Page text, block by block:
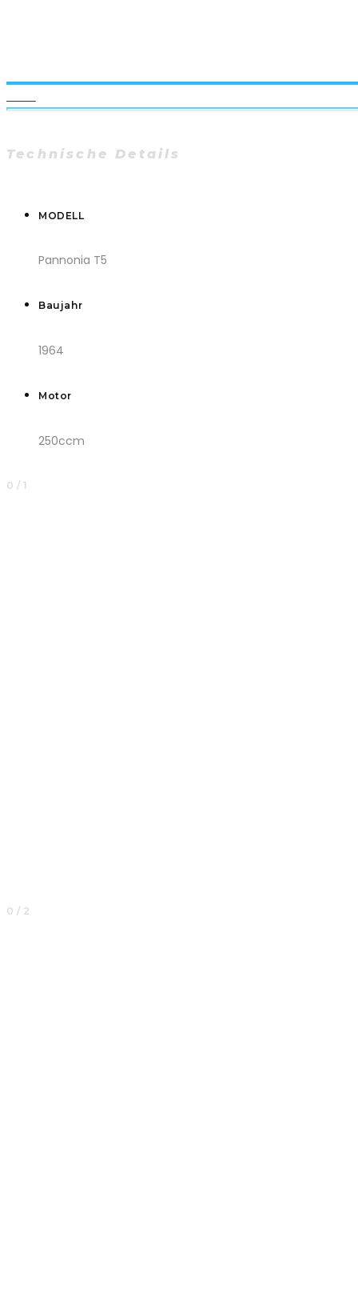
Technische Details
MODELL
Pannonia T5
Baujahr
1964
Motor
250ccm
0 / 1
0 / 2